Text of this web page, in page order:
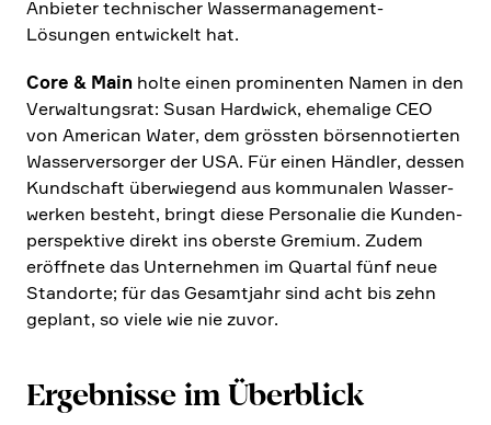
Anbieter techni­scher Wasser­ma­nage­ment-
Lösungen entwickelt hat.
Core & Main holte einen promi­nenten Namen in den
Verwal­tungsrat: Susan Hardwick, ehema­lige CEO
von American Water, dem grössten börsen­no­tierten
Wasser­ver­sorger der USA. Für einen Händler, dessen
Kundschaft überwie­gend aus kommu­nalen Wasser­
werken besteht, bringt diese Perso­nalie die Kunden­
per­spek­tive direkt ins oberste Gremium. Zudem
eröff­nete das Unter­nehmen im Quartal fünf neue
Stand­orte; für das Gesamt­jahr sind acht bis zehn
geplant, so viele wie nie zuvor.
Ergeb­nisse im Überblick